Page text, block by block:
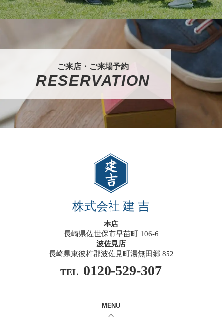
ご来店・ご来場予約
RESERVATION
株式会社 建 吉
本店
長崎県佐世保市早苗町 106-6
波佐見店
長崎県東彼杵郡波佐見町湯無田郷 852
TEL 0120-529-307
MENU